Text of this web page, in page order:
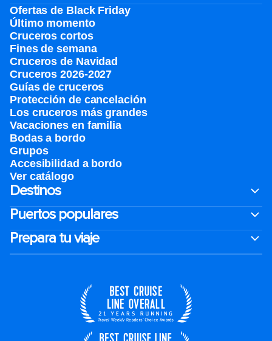
Ofertas de Black Friday
Último momento
Cruceros cortos
Fines de semana
Cruceros de Navidad
Cruceros 2026-2027
Guías de cruceros
Protección de cancelación
Los cruceros más grandes
Vacaciones en familia
Bodas a bordo
Grupos
Accesibilidad a bordo
Ver catálogo
Destinos
Puertos populares
Prepara tu viaje